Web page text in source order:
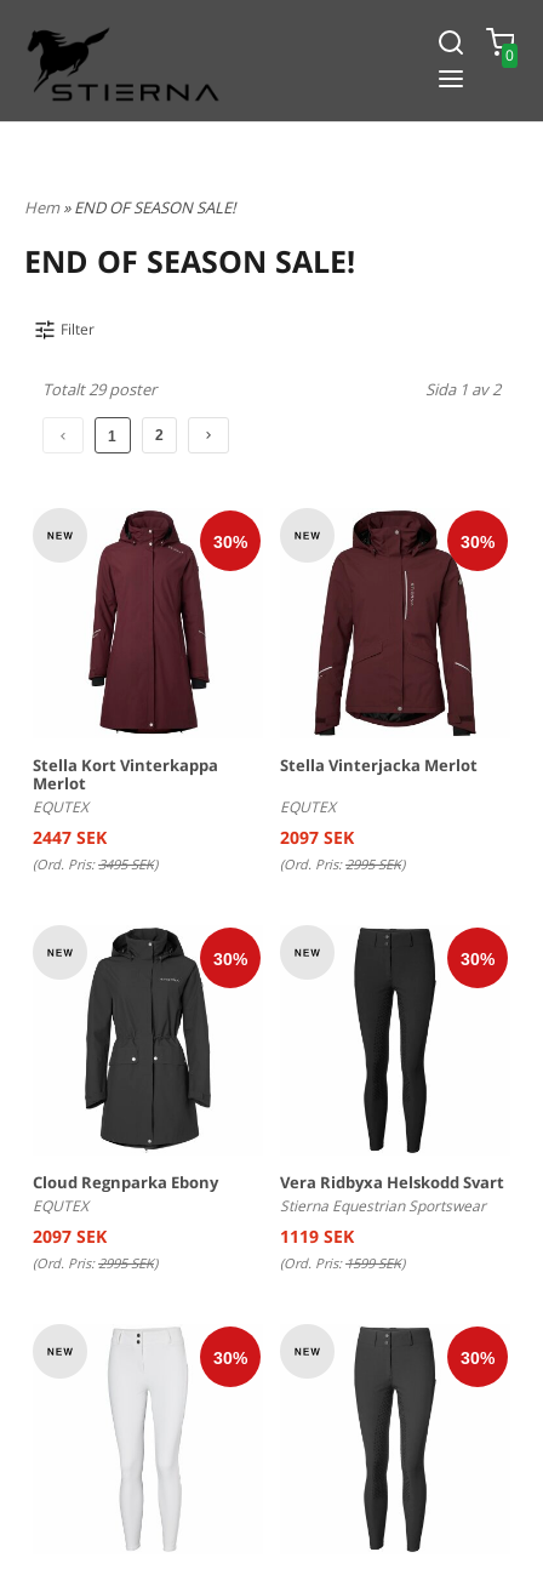
0
Hem» END OF SEASON SALE!
END OF SEASON SALE!
Filter
Totalt 29 poster Sida 1 av 2
1 2
Stella Kort Vinterkappa
Merlot
EQUTEX
2447 SEK
(Ord. Pris:3495 SEK)
Stella Vinterjacka Merlot
EQUTEX
2097 SEK
(Ord. Pris:2995 SEK)
Cloud Regnparka Ebony
EQUTEX
2097 SEK
(Ord. Pris:2995 SEK)
Vera Ridbyxa Helskodd Svart
Stierna Equestrian Sportswear
1119 SEK
(Ord. Pris:1599 SEK)